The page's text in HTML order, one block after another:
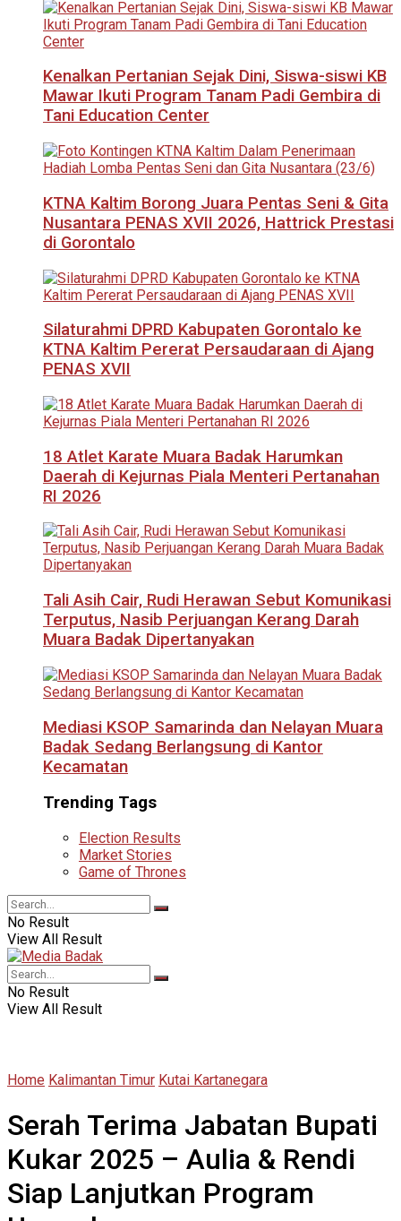
Kenalkan Pertanian Sejak Dini, Siswa-siswi KB
Mawar Ikuti Program Tanam Padi Gembira di
Tani Education Center
KTNA Kaltim Borong Juara Pentas Seni & Gita
Nusantara PENAS XVII 2026, Hattrick Prestasi
di Gorontalo
Silaturahmi DPRD Kabupaten Gorontalo ke
KTNA Kaltim Pererat Persaudaraan di Ajang
PENAS XVII
18 Atlet Karate Muara Badak Harumkan
Daerah di Kejurnas Piala Menteri Pertanahan
RI 2026
Tali Asih Cair, Rudi Herawan Sebut Komunikasi
Terputus, Nasib Perjuangan Kerang Darah
Muara Badak Dipertanyakan
Mediasi KSOP Samarinda dan Nelayan Muara
Badak Sedang Berlangsung di Kantor
Kecamatan
Trending Tags
Election Results
Market Stories
Game of Thrones
No Result
View All Result
No Result
View All Result
Home Kalimantan Timur Kutai Kartanegara
Serah Terima Jabatan Bupati
Kukar 2025 – Aulia & Rendi
Siap Lanjutkan Program